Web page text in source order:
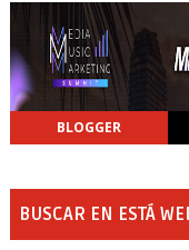
BLOGGER
BUSCAR EN ESTÁ